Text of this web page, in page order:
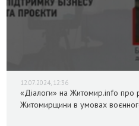
12.07.2024, 12:36
«Діалоги» на Житомир.info про
Житомирщини в умовах